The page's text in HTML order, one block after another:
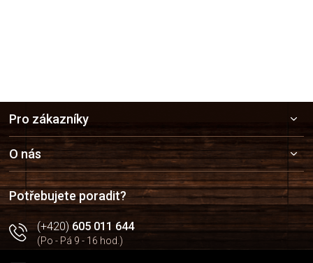
a
t
í
Pro zákazníky
O nás
Potřebujete poradit?
(+420)605 011 644
(Po - Pá 9 - 16 hod.)